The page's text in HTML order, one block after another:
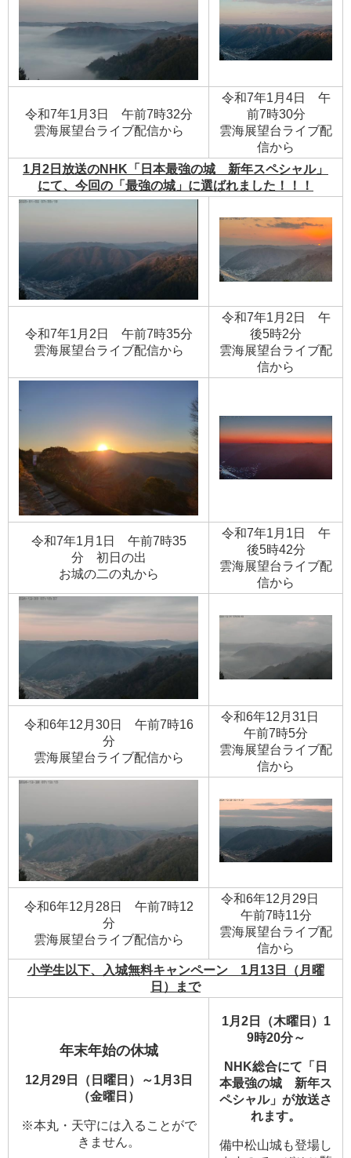
令和7年1月3日 午前7時32分
​雲海展望台ライブ配信から
令和7年1月4日 午
前7時30分
​雲海展望台ライブ配
信から
1月2日放送のNHK「日本最強の城 新年スペシャル」
にて、今回の「最強の城」に選ばれました！！！
令和7年1月2日 午前7時35分
​雲海展望台ライブ配信から
令和7年1月2日 午
後5時2分
​雲海展望台ライブ配
信から
令和7年1月1日 午前7時35
分 初日の出
​お城の二の丸から
令和7年1月1日 午
後5時42分
​雲海展望台ライブ配
信から
令和6年12月30日 午前7時16
分
​雲海展望台ライブ配信から
令和6年12月31日
午前7時5分
​雲海展望台ライブ配
信から
令和6年12月28日 午前7時12
分
​雲海展望台ライブ配信から
令和6年12月29日
午前7時11分
​雲海展望台ライブ配
信から
小学生以下、入城無料キャンペーン 1月13日（月曜
日）まで
年末年始の休城
12月29日（日曜日）～1月3日
（金曜日）
※本丸・天守には入ることがで
きません。
1月2日（木曜日）1
9時20分～
NHK総合にて「日
本最強の城 新年ス
ペシャル」が放送さ
れます。
備中松山城も登場し